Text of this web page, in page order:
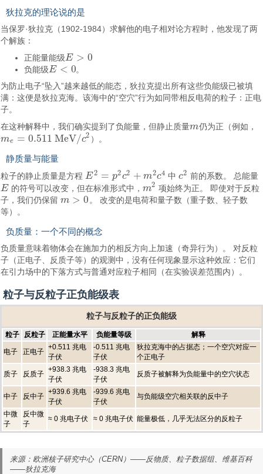
狄拉克的理论说的是
当保罗·狄拉克（1902-1984）求解他的电子相对论方程时，他发现了两
个解族：
正能量能级E > 0
E> 0
负能级E < 0
E< 0
。
为防止电子“坠入”越来越低的能态，狄拉克提出所有这些负能级已被填
满：这便是狄拉克海。该海中的“空穴”行为如同带相反电荷的粒子：正电
子。
在这种解释中，我们确实提到了负能量，但静止质量m
m 仍为正（例如，
me = 0.511 MeV/c2
me= 0.511 Me V/c2 ）。
静质量与能量
粒子的静止质量是方程 E2 = p2c2 + m2c4
E2= p2 c2+m 2c4 中c2
c2 前的系数。 总能量
E
E 的符号可以改变，但在标准形式中， m2
m2 项始终为正。 即使对于反粒
子，我们仍保留m > 0
m> 0
。 改变的是电荷和量子数（重子数、轻子数
等）。
负质量：一个不同的概念
负质量意味着物体会在施加力的相反方向上加速（奇异行为）。 对反粒
子（正电子、反质子等）的观测中，没有任何现象显示这种效应：它们
在引力场中的下落方式与普通对应粒子相同（在实验误差范围内）。
粒子与反粒子正负能级表
粒子与反粒子的正负能级
粒子 反粒子 正能量水平 负能量等级 解释
电子 正电子
+0.511 兆电
子伏
-0.511 兆电
子伏
狄拉克海中的占据态；一个空穴对应一
个正电子
质子 反质子
+938.3 兆电
子伏
-938.3 兆电
子伏
反质子被解释为负能量中的空穴状态
中子 反中子
+939.6 兆电
子伏
-939.6 兆电
子伏
与负能级空穴相关联的反中子
中微
子
反中微
子
≈ 0 兆电子伏 ≈ 0 兆电子伏 能量极低，几乎无法区分的反粒子
来源：欧洲核子研究中心（CERN）——反物质、粒子数据组、维基百科
——狄拉克海